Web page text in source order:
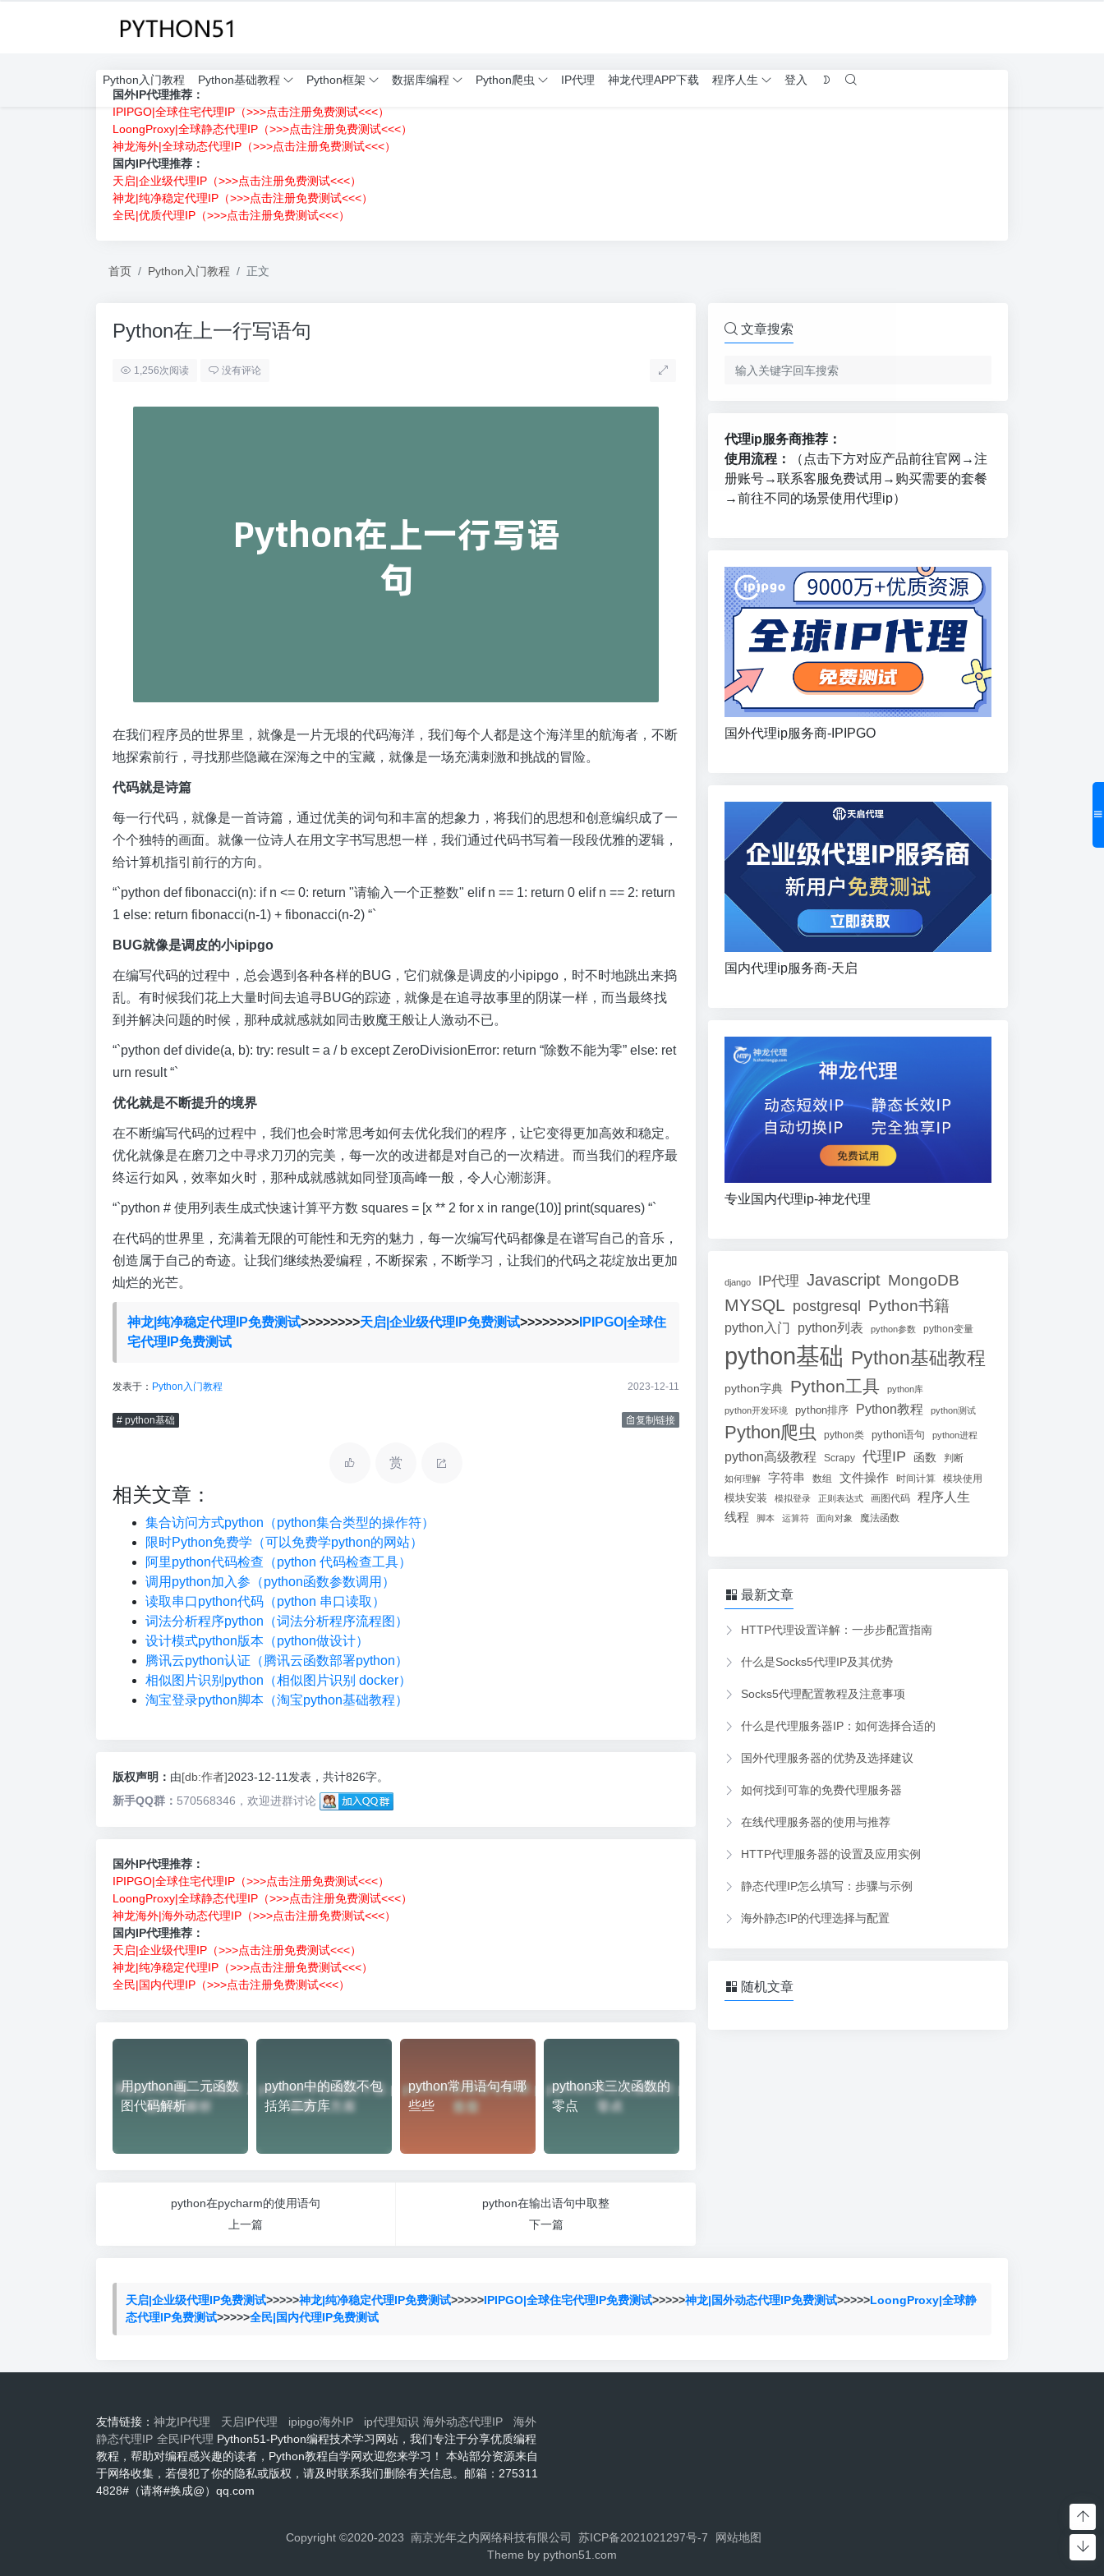
Python入门教程 Python基础教程 Python框架 数据库编程 Python爬虫 IP代理 神龙代理APP下载 程序人生
登入
国外IP代理推荐：
IPIPGO|全球住宅代理IP（>>>点击注册免费测试<<<）
LoongProxy|全球静态代理IP（>>>点击注册免费测试<<<）
神龙海外|全球动态代理IP（>>>点击注册免费测试<<<）
国内IP代理推荐：
天启|企业级代理IP（>>>点击注册免费测试<<<）
神龙|纯净稳定代理IP（>>>点击注册免费测试<<<）
全民|优质代理IP（>>>点击注册免费测试<<<）
首页 Python入门教程 正文
Python在上一行写语句
1,256次阅读 没有评论
在我们程序员的世界里，就像是一片无垠的代码海洋，我们每个人都是这个海洋里的航海者，不断
地探索前行，寻找那些隐藏在深海之中的宝藏，就像是一场充满刺激和挑战的冒险。
代码就是诗篇
每一行代码，就像是一首诗篇，通过优美的词句和丰富的想象力，将我们的思想和创意编织成了一
个个独特的画面。就像一位诗人在用文字书写思想一样，我们通过代码书写着一段段优雅的逻辑，
给计算机指引前行的方向。
“`python def fibonacci(n): if n <= 0: return "请输入一个正整数" elif n == 1: return 0 elif n == 2: return
1 else: return fibonacci(n-1) + fibonacci(n-2) “`
BUG就像是调皮的小ipipgo
在编写代码的过程中，总会遇到各种各样的BUG，它们就像是调皮的小ipipgo，时不时地跳出来捣
乱。有时候我们花上大量时间去追寻BUG的踪迹，就像是在追寻故事里的阴谋一样，而当最终找
到并解决问题的时候，那种成就感就如同击败魔王般让人激动不已。
“`python def divide(a, b): try: result = a / b except ZeroDivisionError: return “除数不能为零” else: ret
urn result “`
优化就是不断提升的境界
在不断编写代码的过程中，我们也会时常思考如何去优化我们的程序，让它变得更加高效和稳定。
优化就像是在磨刀之中寻求刀刃的完美，每一次的改进都是对自己的一次精进。而当我们的程序最
终运行如风，效率如火时，那种成就感就如同登顶高峰一般，令人心潮澎湃。
“`python # 使用列表生成式快速计算平方数 squares = [x ** 2 for x in range(10)] print(squares) “`
在代码的世界里，充满着无限的可能性和无穷的魅力，每一次编写代码都像是在谱写自己的音乐，
创造属于自己的奇迹。让我们继续热爱编程，不断探索，不断学习，让我们的代码之花绽放出更加
灿烂的光芒。
神龙|纯净稳定代理IP免费测试>>>>>>>>天启|企业级代理IP免费测试>>>>>>>>IPIPGO|全球住
宅代理IP免费测试
发表于： Python入门教程 2023-12-11
# python基础 复制链接
赏
相关文章：
集合访问方式python（python集合类型的操作符）
限时Python免费学（可以免费学python的网站）
阿里python代码检查（python 代码检查工具）
调用python加入参（python函数参数调用）
读取串口python代码（python 串口读取）
词法分析程序python（词法分析程序流程图）
设计模式python版本（python做设计）
腾讯云python认证（腾讯云函数部署python）
相似图片识别python（相似图片识别 docker）
淘宝登录python脚本（淘宝python基础教程）
版权声明： 由[db:作者]2023-12-11发表，共计826字。
新手QQ群： 570568346，欢迎进群讨论
国外IP代理推荐：
IPIPGO|全球住宅代理IP（>>>点击注册免费测试<<<）
LoongProxy|全球静态代理IP（>>>点击注册免费测试<<<）
神龙海外|海外动态代理IP（>>>点击注册免费测试<<<）
国内IP代理推荐：
天启|企业级代理IP（>>>点击注册免费测试<<<）
神龙|纯净稳定代理IP（>>>点击注册免费测试<<<）
全民|国内代理IP（>>>点击注册免费测试<<<）
用python画二元函数
图代码解析
python中的函数不包
括第二方库
python常用语句有哪
些些
python求三次函数的
零点
python在pycharm的使用语句
上一篇
python在输出语句中取整
下一篇
文章搜索
代理ip服务商推荐：
使用流程：
（点击下方对应产品前往官网→注
册账号→联系客服免费试用→购买需要的套餐
→前往不同的场景使用代理ip）
国外代理ip服务商-IPIPGO
国内代理ip服务商-天启
专业国内代理ip-神龙代理
django IP代理 Javascript MongoDB
MYSQL postgresql Python书籍
python入门 python列表 python参数 python变量
python基础 Python基础教程
python字典 Python工具 python库
python开发环境 python排序 Python教程 python测试
Python爬虫 python类 python语句 python进程
python高级教程 Scrapy 代理IP 函数 判断
如何理解 字符串 数组 文件操作 时间计算 模块使用
模块安装 模拟登录 正则表达式 画图代码 程序人生
线程 脚本 运算符 面向对象 魔法函数
最新文章
HTTP代理设置详解：一步步配置指南
什么是Socks5代理IP及其优势
Socks5代理配置教程及注意事项
什么是代理服务器IP：如何选择合适的
国外代理服务器的优势及选择建议
如何找到可靠的免费代理服务器
在线代理服务器的使用与推荐
HTTP代理服务器的设置及应用实例
静态代理IP怎么填写：步骤与示例
海外静态IP的代理选择与配置
随机文章
天启|企业级代理IP免费测试>>>>>神龙|纯净稳定代理IP免费测试>>>>>IPIPGO|全球住宅代理IP免费测试>>>>>神龙|国外动态代理IP免费测试>>>>>LoongProxy|全球静
态代理IP免费测试>>>>>全民|国内代理IP免费测试
友情链接： 神龙IP代理 天启IP代理 ipipgo海外IP ip代理知识 海外动态代理IP
海外
静态代理IP 全民IP代理 Python51-Python编程技术学习网站，我们专注于分享优质编程
教程，帮助对编程感兴趣的读者，Python教程自学网欢迎您来学习！ 本站部分资源来自
于网络收集，若侵犯了你的隐私或版权，请及时联系我们删除有关信息。邮箱：275311
4828#（请将#换成@）qq.com
Copyright ©2020-2023 南京光年之内网络科技有限公司 苏ICP备2021021297号-7
网站地图
Theme by python51.com